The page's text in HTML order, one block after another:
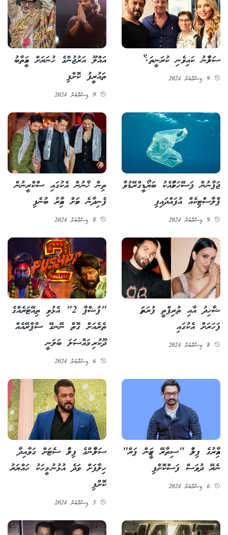
ސަލްމާނު ކައިވެނި ކުރަނީތަ؟
9 ޑިސެމްބަރު 2024
އައްލޫ އަރުޖުންގެ ހުނަރަށް އަމީތާބު
ތައުރީފު ކޮށްފި
9 ޑިސެމްބަރު 2024
ޖަޕާނުން ފަސޭހަކަމާއެކު ބަޔޯޑީގްރޭޑުވާ
ޕްލާސްޓިކެއް އުފައްދައިފި
9 ޑިސެމްބަރު 2024
ތިން ޚާނުން އެކުގައި ސްކްރީނުން
ފެނިދާނެ ކަމަށް އާމިރު ބުނެފި
8 ޑިސެމްބަރު 2024
ޝާހިދު އާއި ތުރިޕްތީ ފުރަތަމަ
ފަހަރަށް އެކުގައި
8 ޑިސެމްބަރު 2024
"ޕުޝްޕާ 2" އެޅުވި ތިއޭޓަރެއްގެ
ތެރެއަށް ގޮތް ނޭނގޭ ސްޕްރޭއެއް
ދޫކުރި މައްސަލަ ބަލަނީ
6 ޑިސެމްބަރު 2024
އާމިރުގެ ފިލްމު "ސިތާރޭ ޒަމީން ޕަރް"
ނެރޭ ދުވަސް ފަސްކޮށްފި
6 ޑިސެމްބަރު 2024
ސަލްމާންގެ ފިލްމު ސެޓަށް ގަވާއިދާ
ހިލާފަށް ވަދެ އުޅުނު މީހަކު ހައްޔަރު
ކޮށްފި
5 ޑިސެމްބަރު 2024